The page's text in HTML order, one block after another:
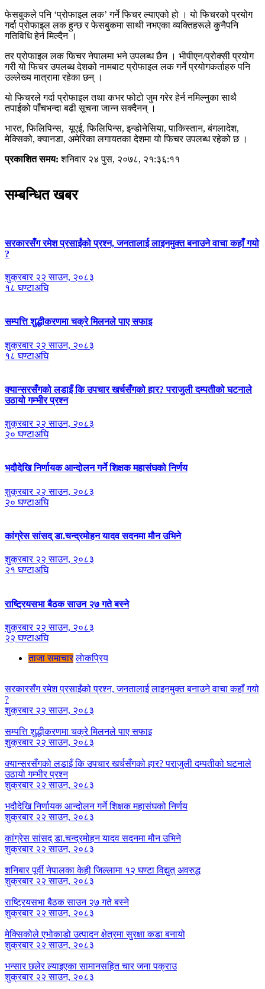
फेसबुकले पनि ‘प्रोफाइल लक’ गर्ने फिचर ल्याएको हो । यो फिचरको प्रयोग
गर्दा प्रोफाइल लक हुन्छ र फेसबुकमा साथी नभएका व्यक्तिहरूले कुनैपनि
गतिविधि हेर्न मिल्दैन ।
तर प्रोफाइल लक फिचर नेपालमा भने उपलब्ध छैन । भीपीएन/प्रोक्सी प्रयोग
गरी यो फिचर उपलब्ध देशको नामबाट प्रोफाइल लक गर्ने प्रयोगकर्ताहरु पनि
उल्लेख्य मात्रामा रहेका छन् ।
यो फिचरले गर्दा प्रोफाइल तथा कभर फोटो जुम गरेर हेर्न नमिल्नुका साथै
तपाईको पाँचभन्दा बढी सूचना जान्न सक्दैनन् ।
भारत, फिलिपिन्स, यूएई, फिलिपिन्स, इन्डोनेसिया, पाकिस्तान, बंगलादेश,
मेक्सिको, क्यानडा, अमेरिका लगायतका देशमा यो फिचर उपलब्ध रहेको छ ।
प्रकाशित समय: शनिवार २४ पुस, २०७८, २१:३६:११
सम्बन्धित खबर
सरकारसँग रमेश प्रसाईंको प्रश्न, जनतालाई लाइनमुक्त बनाउने वाचा कहाँ गयो
?
शुक्रबार २२ साउन, २०८३
१८ घण्टाअघि
सम्पत्ति शुद्धीकरणमा चक्रे मिलनले पाए सफाइ
शुक्रबार २२ साउन, २०८३
१८ घण्टाअघि
क्यान्सरसँगको लडाइँ कि उपचार खर्चसँगको हार? पराजुली दम्पतीको घटनाले
उठायो गम्भीर प्रश्न
शुक्रबार २२ साउन, २०८३
२० घण्टाअघि
भदौदेखि निर्णायक आन्दोलन गर्ने शिक्षक महासंघको निर्णय
शुक्रबार २२ साउन, २०८३
२० घण्टाअघि
कांग्रेस सांसद् डा‍‍.चन्द्रमोहन यादव सदनमा मौन उभिने
शुक्रबार २२ साउन, २०८३
२१ घण्टाअघि
राष्ट्रियसभा बैठक साउन २७ गते बस्ने
शुक्रबार २२ साउन, २०८३
२२ घण्टाअघि
ताजा समाचार लाेकप्रिय
सरकारसँग रमेश प्रसाईंको प्रश्न, जनतालाई लाइनमुक्त बनाउने वाचा कहाँ गयो
?
शुक्रबार २२ साउन, २०८३
सम्पत्ति शुद्धीकरणमा चक्रे मिलनले पाए सफाइ
शुक्रबार २२ साउन, २०८३
क्यान्सरसँगको लडाइँ कि उपचार खर्चसँगको हार? पराजुली दम्पतीको घटनाले
उठायो गम्भीर प्रश्न
शुक्रबार २२ साउन, २०८३
भदौदेखि निर्णायक आन्दोलन गर्ने शिक्षक महासंघको निर्णय
शुक्रबार २२ साउन, २०८३
कांग्रेस सांसद् डा‍‍.चन्द्रमोहन यादव सदनमा मौन उभिने
शुक्रबार २२ साउन, २०८३
शनिबार पूर्वी नेपालका केही जिल्लामा १२ घण्टा विद्युत् अवरुद्ध
शुक्रबार २२ साउन, २०८३
राष्ट्रियसभा बैठक साउन २७ गते बस्ने
शुक्रबार २२ साउन, २०८३
मेक्सिकोले एभोकाडो उत्पादन क्षेत्रमा सुरक्षा कडा बनायो
शुक्रबार २२ साउन, २०८३
भन्सार छलेर ल्याइएका सामानसहित चार जना पक्राउ
शुक्रबार २२ साउन, २०८३